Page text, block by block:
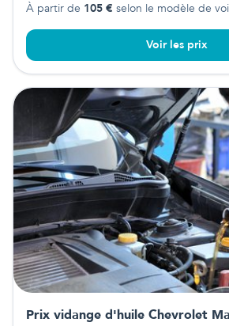
À partir de 105 € selon le modèle de
Voir les prix
Prix vidange d'huile Chevrolet